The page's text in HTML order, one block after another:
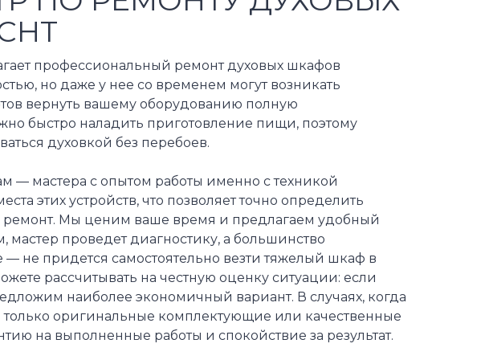
профессиональный ремонт духовых шкафов
но даже у нее со временем могут возникать
вернуть вашему оборудованию полную
быстро наладить приготовление пищи, поэтому
духовкой без перебоев.
— мастера с опытом работы именно с техникой
этих устройств, что позволяет точно определить
Мы ценим ваше время и предлагаем удобный
проведет диагностику, а большинство
— не придется самостоятельно везти тяжелый шкаф в
рассчитывать на честную оценку ситуации: если
наиболее экономичный вариант. В случаях, когда
только оригинальные комплектующие или качественные
на выполненные работы и спокойствие за результат.